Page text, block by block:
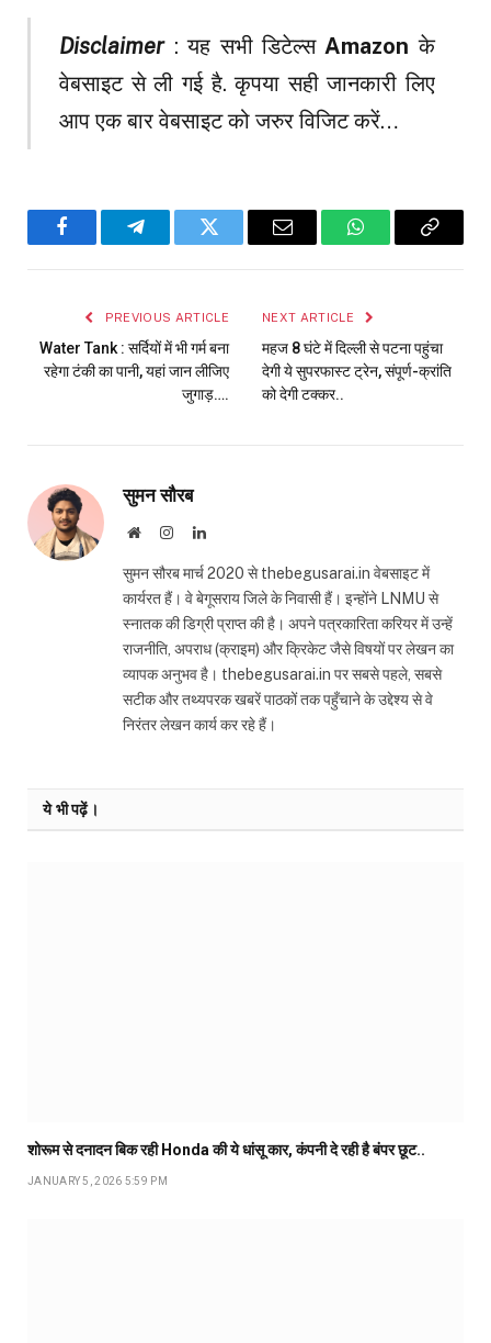
Disclaimer: यह सभी डिटेल्सAmazonके
वेबसाइट से ली गई है. कृपया सही जानकारी लिए
आप एक बार वेबसाइट को जरुर विजिट करें…
FacebookTelegramTwitter Email WhatsAppCopy
PREVIOUS ARTICLE
Water Tank : सर्दियों में भी गर्म बना
रहेगा टंकी का पानी, यहां जान लीजिए
जुगाड़….
NEXT ARTICLE
महज 8 घंटे में दिल्‍ली से पटना पहुंचा
देगी ये सुपरफास्ट ट्रेन, संपूर्ण-क्रांति
को देगी टक्‍कर..
सुमन सौरब
WebsiteInstagramLinkedIn
सुमन सौरब मार्च 2020 से thebegusarai.in वेबसाइट में
कार्यरत हैं। वे बेगूसराय जिले के निवासी हैं। इन्होंने LNMU से
स्नातक की डिग्री प्राप्त की है। अपने पत्रकारिता करियर में उन्हें
राजनीति, अपराध (क्राइम) और क्रिकेट जैसे विषयों पर लेखन का
व्यापक अनुभव है। thebegusarai.in पर सबसे पहले, सबसे
सटीक और तथ्यपरक खबरें पाठकों तक पहुँचाने के उद्देश्य से वे
निरंतर लेखन कार्य कर रहे हैं।
ये भी पढ़ें।
शोरूम से दनादन बिक रही Honda की ये धांसू कार, कंपनी दे रही है बंपर छूट..
JANUARY 5, 2026 5:59 PM